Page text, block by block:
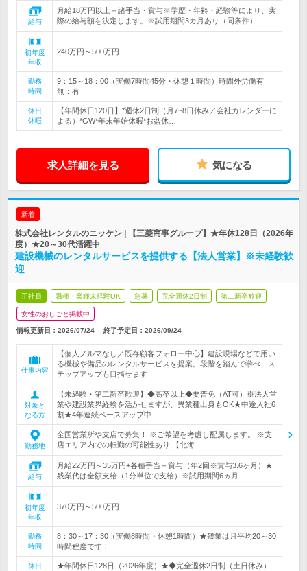
給与
月給18万円以上＋諸手当・賞与※学歴・年齢・経験等により、実
際の給与額を決定します。※試用期間3カ月あり（同条件）
初年度
年収
240万円～500万円
勤務
時間
9：15～18：00（実働7時間45分・休憩１時間）時間外労働有
無：有
休日
休暇
【年間休日120日】*週休2日制（月7~8日休み／会社カレンダーに
よる）*GW*年末年始休暇*お盆休…
求人詳細を見る 気になる
新着
株式会社レンタルのニッケン | 【三菱商事グループ】★年休128日（2026年
度）★20～30代活躍中
建設機械のレンタルサービスを提供する【法人営業】※未経験歓
迎
正社員 職種・業種未経験OK 急募 完全週休2日制 第二新卒歓迎
女性のおしごと掲載中
情報更新日：2026/07/24 終了予定日： 2026/09/24
仕事内容
【個人ノルマなし／既存顧客フォロー中心】建設現場などで用い
る機械や備品のレンタルサービスを提案。段階を踏んで学べ、ス
テップアップも目指せます
対象と
なる方
【未経験・第二新卒歓迎】◆高卒以上◆要普免（AT可）※法人営
業や建設業界経験を活かせますが、異業種出身もOK★中途入社6
割★4年連続ベースアップ中
勤務地
全国営業所や支店で募集！ ※ご希望を考慮し配属します。 ※支
店エリア内での転勤の可能性あり 【北海…
給与
月給22万円～35万円+各種手当＋賞与（年2回※賞与3.6ヶ月）★
残業代は全額支給（1分単位で支給）※試用期間6ヵ月…
初年度
年収
370万円～500万円
勤務
時間
8：30～17：30（実働8時間・休憩1時間）★残業は月平均20～30
時間程度です！
休日
★年間休日128日（2026年度）★◆完全週休2日制（土日休み）